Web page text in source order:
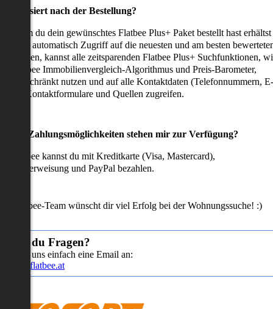
passiert nach der Bestellung?
du dein gewünschtes Flatbee Plus+ Paket bestellt hast erhältst
sofort automatisch Zugriff auf die neuesten und am besten
kannst alle zeitsparenden Flatbee Plus+ Suchfunktionen,
Flatbee Immobilienvergleich-Algorithmus und Preis-Barometer,
nutzen und auf alle Kontaktdaten (Telefonnummern, E-
Kontaktformulare und Quellen zugreifen.
Zahlungsmöglichkeiten stehen mir zur Verfügung?
Flatbee kannst du mit Kreditkarte (Visa, Mastercard),
und PayPal bezahlen.
Flatbee-Team wünscht dir viel Erfolg bei der Wohnungssuche! :)
Hast du Fragen?
Sende uns einfach eine Email an:
info@flatbee.at